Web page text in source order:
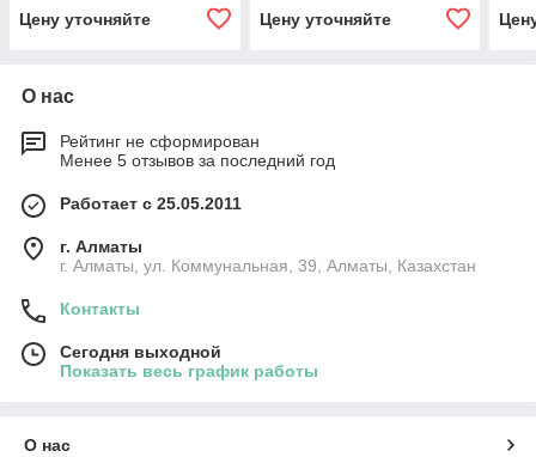
Цену уточняйте
Цену уточняйте
О нас
Рейтинг не сформирован
Менее 5 отзывов за последний год
Работает с 25.05.2011
г. Алматы
г. Алматы, ул. Коммунальная, 39, Алматы, Казахстан
Контакты
Сегодня выходной
Показать весь график работы
О нас